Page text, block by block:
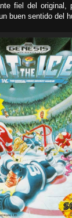
fiel del original,
buen sentido del